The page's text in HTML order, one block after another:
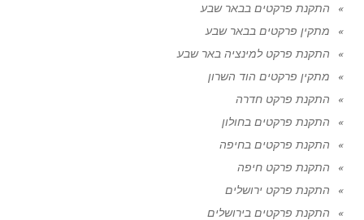
התקנת פרקטים בבאר שבע
מתקין פרקטים בבאר שבע
התקנת פרקט למינציה באר שבע
מתקין פרקטים הוד השרון
התקנת פרקט חדרה
התקנת פרקטים בחולון
התקנת פרקטים בחיפה
התקנת פרקט חיפה
התקנת פרקט ירושלים
התקנת פרקטים בירושלים